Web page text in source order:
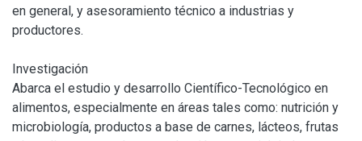
en general, y asesoramiento técnico a industrias y
productores.
Investigación
Abarca el estudio y desarrollo Científico-Tecnológico en
alimentos, especialmente en áreas tales como: nutrición y
microbiología, productos a base de carnes, lácteos, frutas